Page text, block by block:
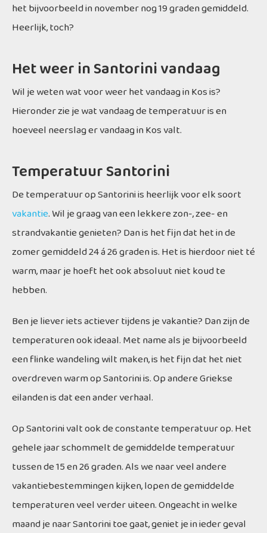
het bijvoorbeeld in november nog 19 graden gemiddeld.
Heerlijk, toch?
Het weer in Santorini vandaag
Wil je weten wat voor weer het vandaag in Kos is?
Hieronder zie je wat vandaag de temperatuur is en
hoeveel neerslag er vandaag in Kos valt.
Temperatuur Santorini
De temperatuur op Santorini is heerlijk voor elk soort
vakantie. Wil je graag van een lekkere zon-, zee- en
strandvakantie genieten? Dan is het fijn dat het in de
zomer gemiddeld 24 á 26 graden is. Het is hierdoor niet té
warm, maar je hoeft het ook absoluut niet koud te
hebben.
Ben je liever iets actiever tijdens je vakantie? Dan zijn de
temperaturen ook ideaal. Met name als je bijvoorbeeld
een flinke wandeling wilt maken, is het fijn dat het niet
overdreven warm op Santorini is. Op andere Griekse
eilanden is dat een ander verhaal.
Op Santorini valt ook de constante temperatuur op. Het
gehele jaar schommelt de gemiddelde temperatuur
tussen de 15 en 26 graden. Als we naar veel andere
vakantiebestemmingen kijken, lopen de gemiddelde
temperaturen veel verder uiteen. Ongeacht in welke
maand je naar Santorini toe gaat, geniet je in ieder geval